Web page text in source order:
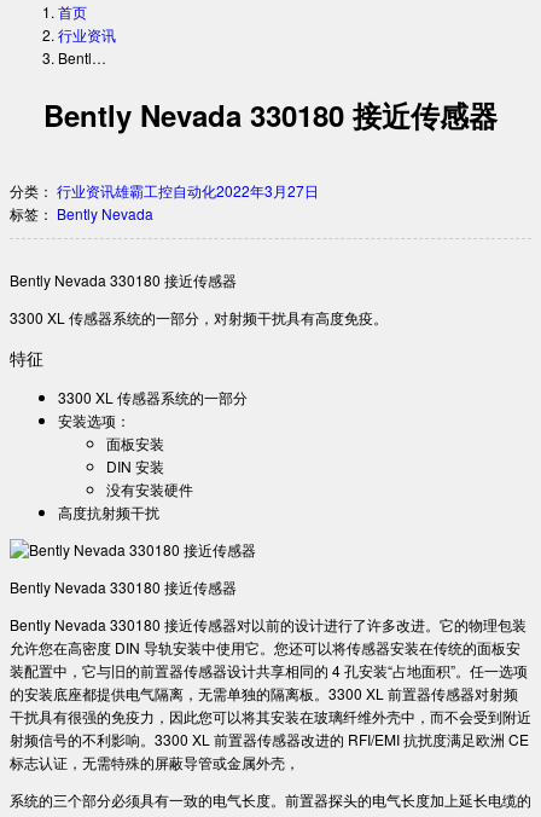
首页
行业资讯
Bentl…
Bently Nevada 330180 接近传感器
分类： 行业资讯雄霸工控自动化2022年3月27日
标签： Bently Nevada
Bently Nevada 330180 接近传感器
3300 XL 传感器系统的一部分，对射频干扰具有高度免疫。
特征
3300 XL 传感器系统的一部分
安装选项：
面板安装
DIN 安装
没有安装硬件
高度抗射频干扰
Bently Nevada 330180 接近传感器
Bently Nevada 330180 接近传感器对以前的设计进行了许多改进。它的物理包装
允许您在高密度 DIN 导轨安装中使用它。您还可以将传感器安装在传统的面板安
装配置中，它与旧的前置器传感器设计共享相同的 4 孔安装“占地面积”。任一选项
的安装底座都提供电气隔离，无需单独的隔离板。3300 XL 前置器传感器对射频
干扰具有很强的免疫力，因此您可以将其安装在玻璃纤维外壳中，而不会受到附近
射频信号的不利影响。3300 XL 前置器传感器改进的 RFI/EMI 抗扰度满足欧洲 CE
标志认证，无需特殊的屏蔽导管或金属外壳，
系统的三个部分必须具有一致的电气长度。前置器探头的电气长度加上延长电缆的